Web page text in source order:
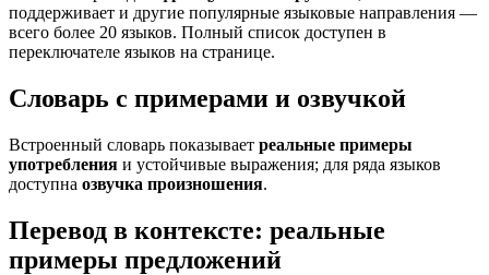
поддерживает и другие популярные языковые направления —
всего более 20 языков. Полный список доступен в
переключателе языков на странице.
Словарь с примерами и озвучкой
Встроенный словарь показывает реальные примеры
употребления и устойчивые выражения; для ряда языков
доступна озвучка произношения.
Перевод в контексте: реальные
примеры предложений